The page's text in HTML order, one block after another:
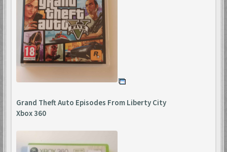
Grand Theft Auto Episodes From Liberty City
Xbox 360